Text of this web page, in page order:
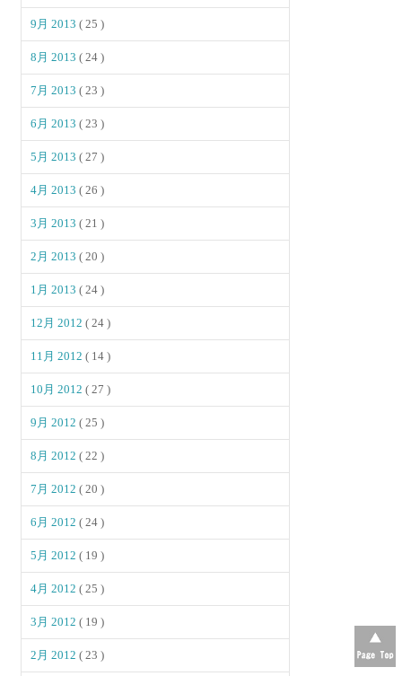
9月 2013( 25 )
8月 2013( 24 )
7月 2013( 23 )
6月 2013( 23 )
5月 2013( 27 )
4月 2013( 26 )
3月 2013( 21 )
2月 2013( 20 )
1月 2013( 24 )
12月 2012( 24 )
11月 2012( 14 )
10月 2012( 27 )
9月 2012( 25 )
8月 2012( 22 )
7月 2012( 20 )
6月 2012( 24 )
5月 2012( 19 )
4月 2012( 25 )
3月 2012( 19 )
2月 2012( 23 )